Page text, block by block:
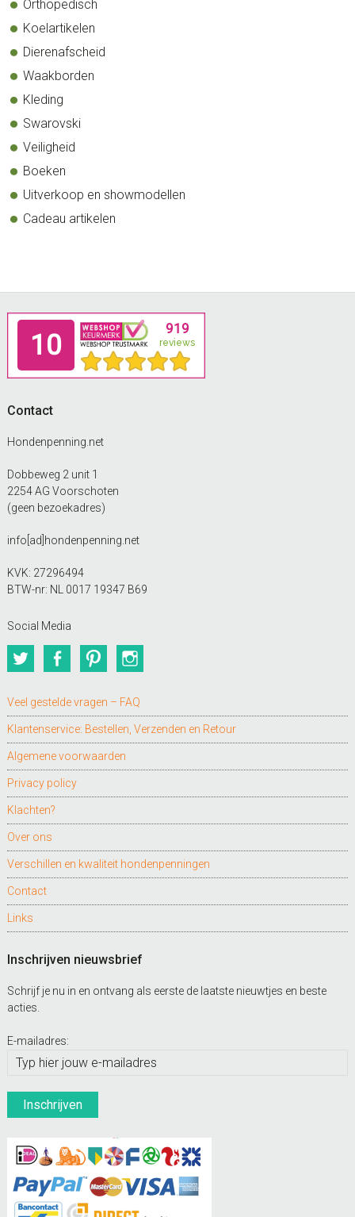
Orthopedisch
Koelartikelen
Dierenafscheid
Waakborden
Kleding
Swarovski
Veiligheid
Boeken
Uitverkoop en showmodellen
Cadeau artikelen
Footer
Contact
Hondenpenning.net
Dobbeweg 2 unit 1
2254 AG Voorschoten
(geen bezoekadres)
info[ad]hondenpenning.net
KVK: 27296494
BTW-nr: NL 0017 19347 B69
Social Media
TwitterFacebookPinterest
Veel gestelde vragen – FAQ
Klantenservice: Bestellen, Verzenden en Retour
Algemene voorwaarden
Privacy policy
Klachten?
Over ons
Verschillen en kwaliteit hondenpenningen
Contact
Links
Inschrijven nieuwsbrief
Schrijf je nu in en ontvang als eerste de laatste nieuwtjes en beste
acties.
E-mailadres: